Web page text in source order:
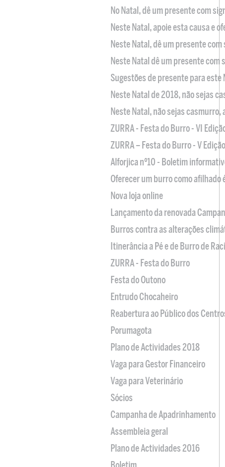
No Natal, dê um presente com
Neste Natal, apoie esta causa e
Neste Natal, dê um presente
Neste Natal dê um presente
Sugestões de presente para este
Neste Natal de 2018, não sejas
Neste Natal, não sejas
ZURRA - Festa do Burro - VI
ZURRA – Festa do Burro - V Edição
Alforjica nº10 - Boletim
Oferecer um burro como
Nova loja online
Lançamento da renovada
Burros contra as alterações
Itinerância a Pé e de Burro de
ZURRA - Festa do Burro
Festa do Outono
Entrudo Chocaheiro
Reabertura ao Público dos
Porumagota
Plano de Actividades 2018
Vaga para Gestor Financeiro
Vaga para Veterinário
Sócios
Campanha de Apadrinhamento
Assembleia geral
Plano de Actividades 2016